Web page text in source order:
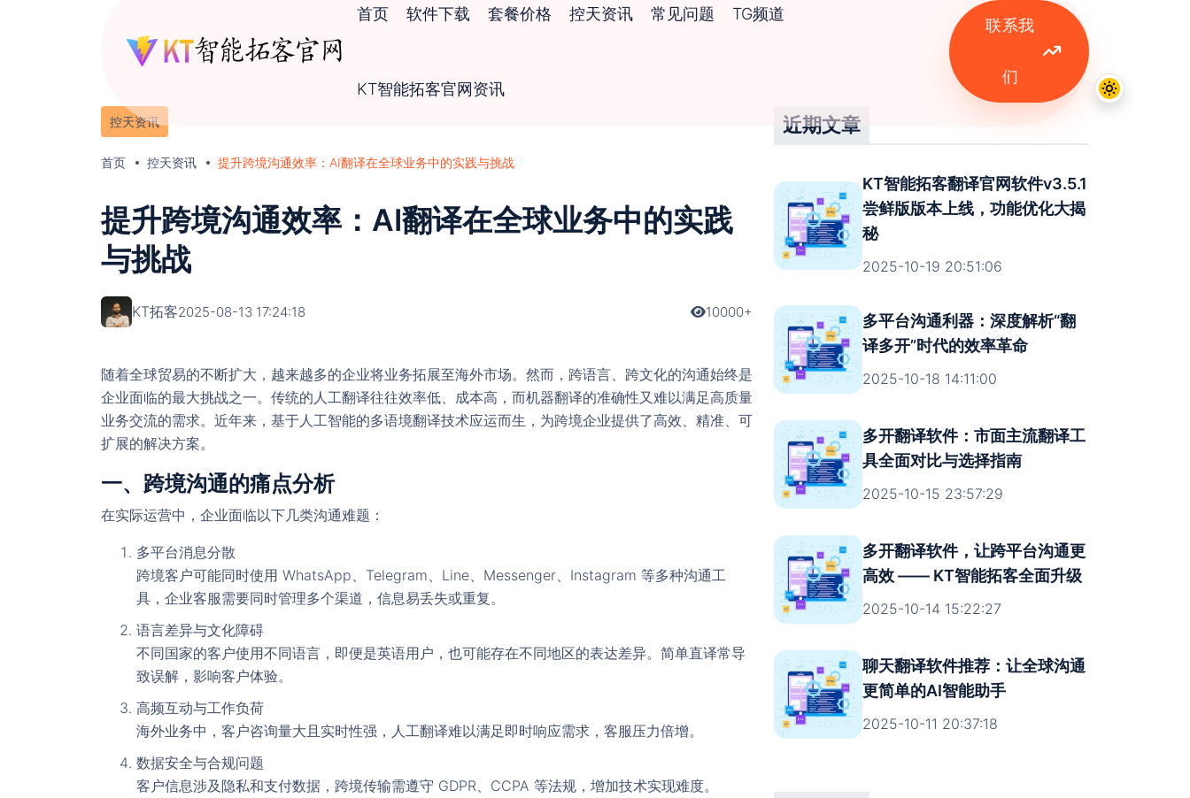
首页 软件下载 套餐价格 控天资讯 常见问题 TG频道
KT智能拓客官网资讯
联系我
们
控天资讯
首页 控天资讯 提升跨境沟通效率：AI翻译在全球业务中的实践与挑战
提升跨境沟通效率：AI翻译在全球业务中的实践
与挑战
KT拓客2025-08-13 17:24:18 10000+
随着全球贸易的不断扩大，越来越多的企业将业务拓展至海外市场。然而，跨语言、跨文化的沟通始终是
企业面临的最大挑战之一。传统的人工翻译往往效率低、成本高，而机器翻译的准确性又难以满足高质量
业务交流的需求。近年来，基于人工智能的多语境翻译技术应运而生，为跨境企业提供了高效、精准、可
扩展的解决方案。
一、跨境沟通的痛点分析
在实际运营中，企业面临以下几类沟通难题：
多平台消息分散
跨境客户可能同时使用 WhatsApp、Telegram、Line、Messenger、Instagram 等多种沟通工
具，企业客服需要同时管理多个渠道，信息易丢失或重复。
语言差异与文化障碍
不同国家的客户使用不同语言，即便是英语用户，也可能存在不同地区的表达差异。简单直译常导
致误解，影响客户体验。
高频互动与工作负荷
海外业务中，客户咨询量大且实时性强，人工翻译难以满足即时响应需求，客服压力倍增。
数据安全与合规问题
客户信息涉及隐私和支付数据，跨境传输需遵守 GDPR、CCPA 等法规，增加技术实现难度。
近期文章
KT智能拓客翻译官网软件v3.5.1
尝鲜版版本上线，功能优化大揭
秘
2025-10-19 20:51:06
多平台沟通利器：深度解析“翻
译多开”时代的效率革命
2025-10-18 14:11:00
多开翻译软件：市面主流翻译工
具全面对比与选择指南
2025-10-15 23:57:29
多开翻译软件，让跨平台沟通更
高效 —— KT智能拓客全面升级
2025-10-14 15:22:27
聊天翻译软件推荐：让全球沟通
更简单的AI智能助手
2025-10-11 20:37:18